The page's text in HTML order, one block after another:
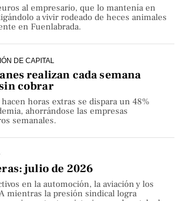
al empresario, que lo mantenía en
a vivir rodeado de heces animales
en Fuenlabrada.
DE CAPITAL
realizan cada semana
cobrar
horas extras se dispara un 48%
ahorrándose las empresas
semanales.
julio de 2026
en la automoción, la aviación y los
mientras la presión sindical logra